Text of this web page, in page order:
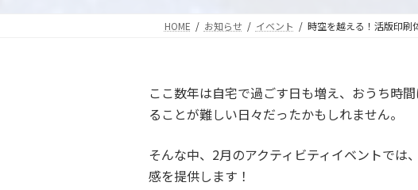
HOME お知らせ イベント 時空を越える！活版印刷
ここ数年は自宅で過ごす日も増え、おうち時
ることが難しい日々だったかもしれません。
そんな中、2月のアクティビティイベントでは
感を提供します！